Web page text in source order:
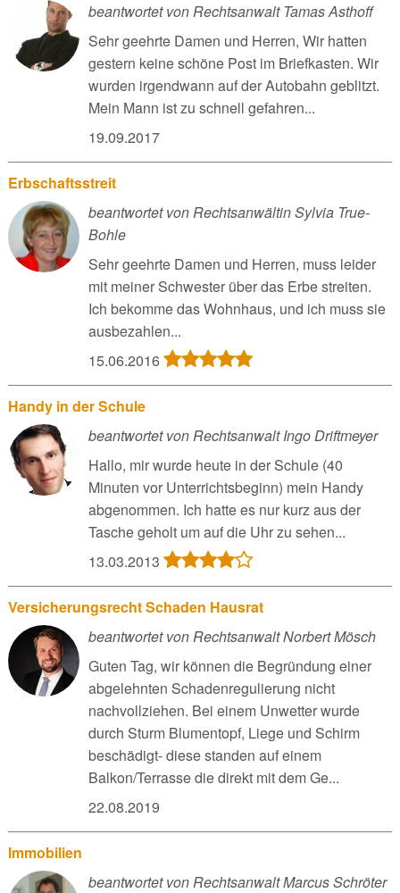
beantwortet von Rechtsanwalt Tamas Asthoff
Sehr geehrte Damen und Herren, Wir hatten
gestern keine schöne Post im Briefkasten. Wir
wurden irgendwann auf der Autobahn geblitzt.
Mein Mann ist zu schnell gefahren...
19.09.2017
Erbschaftsstreit
beantwortet von Rechtsanwältin Sylvia True-
Bohle
Sehr geehrte Damen und Herren, muss leider
mit meiner Schwester über das Erbe streiten.
Ich bekomme das Wohnhaus, und ich muss sie
ausbezahlen...
15.06.2016
Handy in der Schule
beantwortet von Rechtsanwalt Ingo Driftmeyer
Hallo, mir wurde heute in der Schule (40
Minuten vor Unterrichtsbeginn) mein Handy
abgenommen. Ich hatte es nur kurz aus der
Tasche geholt um auf die Uhr zu sehen...
13.03.2013
Versicherungsrecht Schaden Hausrat
beantwortet von Rechtsanwalt Norbert Mösch
Guten Tag, wir können die Begründung einer
abgelehnten Schadenregulierung nicht
nachvollziehen. Bei einem Unwetter wurde
durch Sturm Blumentopf, Liege und Schirm
beschädigt- diese standen auf einem
Balkon/Terrasse die direkt mit dem Ge...
22.08.2019
Immobilien
beantwortet von Rechtsanwalt Marcus Schröter